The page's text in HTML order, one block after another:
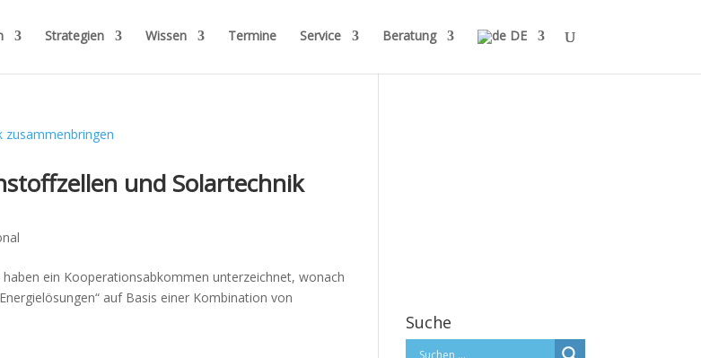
Strategien Wissen Termine Service Beratung DE
und Solartechnik
ein Kooperationsabkommen unterzeichnet, wonach
auf Basis einer Kombination von
Suche